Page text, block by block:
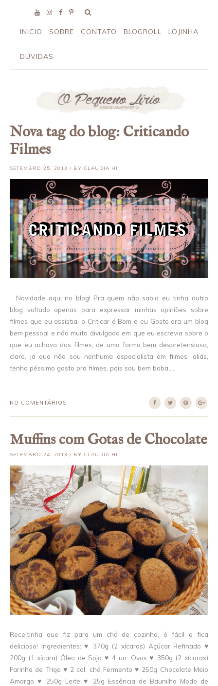
INICIO SOBRE CONTATO BLOGROLL LOJINHA
DÚVIDAS
Nova tag do blog: Criticando
Filmes
SETEMBRO 25, 2013 / BY CLAUDIA HI
Novidade aqui no blog! Pra quem não sabia eu tinha outro
blog voltado apenas para expressar minhas opiniões sobre
filmes que eu assistia, o Criticar é Bom e eu Gosto era um blog
bem pessoal e não muito divulgado em que eu escrevia sobre o
que eu achava dos filmes, de uma forma bem despretensiosa,
claro, já que não sou nenhuma especialista em filmes, aliás,
tenho péssimo gosto pra filmes, pois sou bem boba,...
NO COMENTÁRIOS
Muffins com Gotas de Chocolate
SETEMBRO 24, 2013 / BY CLAUDIA HI
Receitinha que fiz para um chá de cozinha, é fácil e fica
delicioso! Ingredientes: ♥ 370g (2 xícaras) Açúcar Refinado ♥
200g (1 xícara) Óleo de Soja ♥ 4 un. Ovos ♥ 350g (2 xícaras)
Farinha de Trigo ♥ 2 col. chá Fermento ♥ 250g Chocolate Meio
Amargo ♥ 250g Leite ♥ 25g Essência de Baunilha Modo de